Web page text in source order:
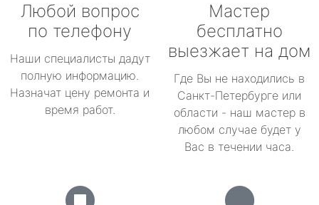
Любой вопрос
по телефону
Наши специалисты дадут
полную информацию.
Назначат цену ремонта и
время работ.
Мастер
бесплатно
выезжает на дом
Где Вы не находились в
Санкт-Петербурге или
области - наш мастер в
любом случае будет у
Вас в течении часа.